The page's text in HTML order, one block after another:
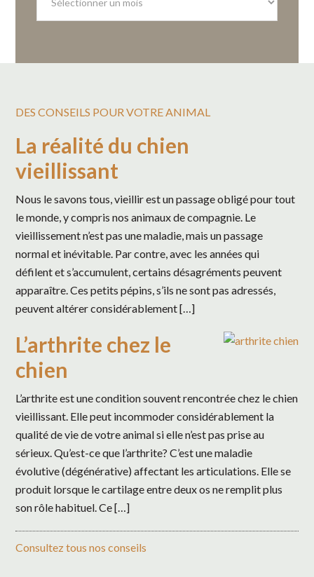
archives
DES CONSEILS POUR VOTRE ANIMAL
La réalité du chien
vieillissant
Nous le savons tous, vieillir est un passage obligé pour tout
le monde, y compris nos animaux de compagnie. Le
vieillissement n’est pas une maladie, mais un passage
normal et inévitable. Par contre, avec les années qui
défilent et s’accumulent, certains désagréments peuvent
apparaître. Ces petits pépins, s’ils ne sont pas adressés,
peuvent altérer considérablement […]
L’arthrite chez le
chien
L’arthrite est une condition souvent rencontrée chez le chien
vieillissant. Elle peut incommoder considérablement la
qualité de vie de votre animal si elle n’est pas prise au
sérieux. Qu’est-ce que l’arthrite? C’est une maladie
évolutive (dégénérative) affectant les articulations. Elle se
produit lorsque le cartilage entre deux os ne remplit plus
son rôle habituel. Ce […]
Consultez tous nos conseils